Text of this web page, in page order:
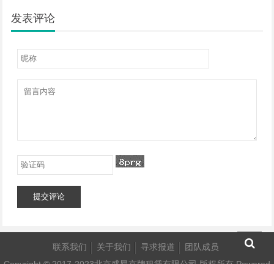
发表评论
提交评论
联系我们 关于我们 寻求报道
团队成员